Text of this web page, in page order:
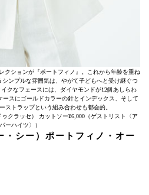
クションが『ポートフィノ』。これから年齢を重ね
ンプルな雰囲気は、やがて子どもへと受け継ぐつ
クなフェースには、ダイヤモンドが12個あしらわ
スにゴールドカラーの針とインデックス、そして
ストラップという組み合わせも都会的。
クラッセ） カットソー¥6,000（ゲストリスト〈ア
ーハイツ〉）
シー）ポートフィノ・オー